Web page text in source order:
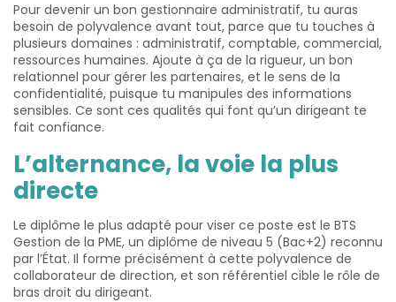
Pour devenir un bon gestionnaire administratif, tu auras
besoin de polyvalence avant tout, parce que tu touches à
plusieurs domaines : administratif, comptable, commercial,
ressources humaines. Ajoute à ça de la rigueur, un bon
relationnel pour gérer les partenaires, et le sens de la
confidentialité, puisque tu manipules des informations
sensibles. Ce sont ces qualités qui font qu’un dirigeant te
fait confiance.
L’alternance, la voie la plus
directe
Le diplôme le plus adapté pour viser ce poste est le BTS
Gestion de la PME, un diplôme de niveau 5 (Bac+2) reconnu
par l’État. Il forme précisément à cette polyvalence de
collaborateur de direction, et son référentiel cible le rôle de
bras droit du dirigeant.